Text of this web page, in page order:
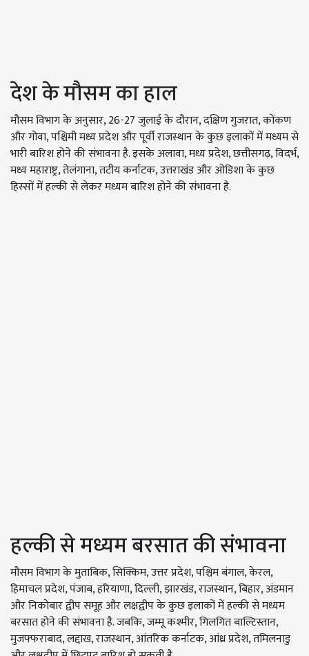
देश के मौसम का हाल
मौसम विभाग के अनुसार, 26-27 जुलाई के दौरान, दक्षिण गुजरात, कोंकण
और गोवा, पश्चिमी मध्य प्रदेश और पूर्वी राजस्थान के कुछ इलाकों में मध्यम से
भारी बारिश होने की संभावना है. इसके अलावा, मध्य प्रदेश, छत्तीसगढ़, विदर्भ,
मध्य महाराष्ट्र, तेलंगाना, तटीय कर्नाटक, उत्तराखंड और ओडिशा के कुछ
हिस्सों में हल्की से लेकर मध्यम बारिश होने की संभावना है.
हल्की से मध्यम बरसात की संभावना
मौसम विभाग के मुताबिक, सिक्किम, उत्तर प्रदेश, पश्चिम बंगाल, केरल,
हिमाचल प्रदेश, पंजाब, हरियाणा, दिल्ली, झारखंड, राजस्थान, बिहार, अंडमान
और निकोबार द्वीप समूह और लक्षद्वीप के कुछ इलाकों में हल्की से मध्यम
बरसात होने की संभावना है. जबकि, जम्मू कश्मीर, गिलगित बाल्टिस्तान,
मुजफ्फराबाद, लद्दाख, राजस्थान, आंतरिक कर्नाटक, आंध्र प्रदेश, तमिलनाडु